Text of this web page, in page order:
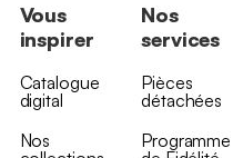
Vous
inspirer
Catalogue
digital
Nos
Nos
services
Pièces
détachées
Programme